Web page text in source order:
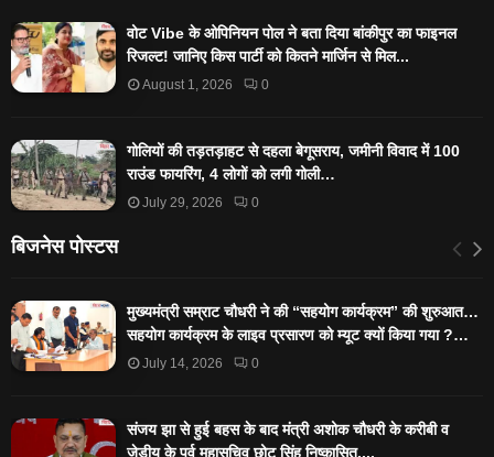
वोट Vibe के ओपिनियन पोल ने बता दिया बांकीपुर का फाइनल
रिजल्ट! जानिए किस पार्टी को कितने मार्जिन से मिल...
August 1, 2026 0
गोलियों की तड़तड़ाहट से दहला बेगूसराय, जमीनी विवाद में 100
राउंड फायरिंग, 4 लोगों को लगी गोली…
July 29, 2026 0
बिजनेस पोस्टस
मुख्यमंत्री सम्राट चौधरी ने की “सहयोग कार्यक्रम” की शुरुआत…
सहयोग कार्यक्रम के लाइव प्रसारण को म्यूट क्यों किया गया ?…
July 14, 2026 0
संजय झा से हुई बहस के बाद मंत्री अशोक चौधरी के करीबी व
जेडीयू के पूर्व महासचिव छोटू सिंह निष्कासित,...